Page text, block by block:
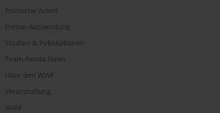
Politische Arbeit
Presse-Aussendung
Studien & Publikationen
Team Panda News
Über den WWF
Veranstaltung
Wald